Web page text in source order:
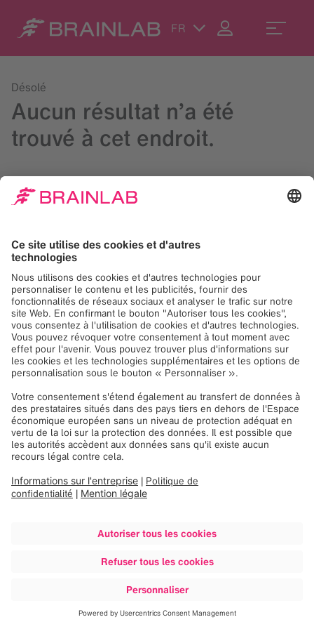
FR
Désolé
Aucun résultat n’a été
trouvé à cet endroit.
Lancez une recherche dans le champ en haut à droite ou
contactez-nous à
contact@brainlab.com.